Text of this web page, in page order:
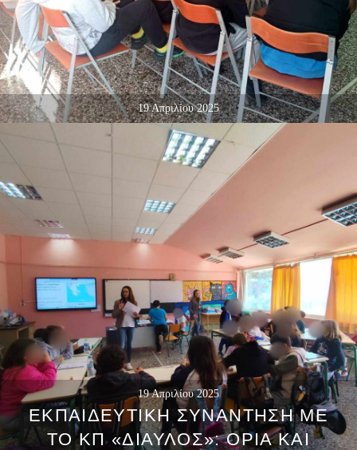
19 Απριλίου 2025
19 Απριλίου 2025
ΕΚΠΑΙΔΕΥΤΙΚΉ ΣΥΝΆΝΤΗΣΗ ΜΕ
ΤΟ ΚΠ «ΔΙΑΥΛΟΣ»: ΌΡΙΑ ΚΑΙ